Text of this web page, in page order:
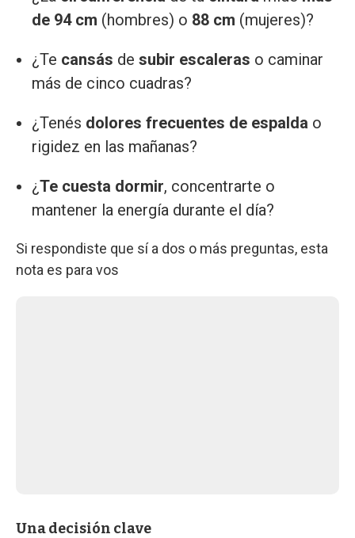
de 94 cm (hombres) o 88 cm (mujeres)?
¿Te cansás de subir escaleras o caminar
más de cinco cuadras?
¿Tenés dolores frecuentes de espalda o
rigidez en las mañanas?
¿Te cuesta dormir, concentrarte o
mantener la energía durante el día?
Si respondiste que sí a dos o más preguntas, esta
nota es para vos
Una decisión clave